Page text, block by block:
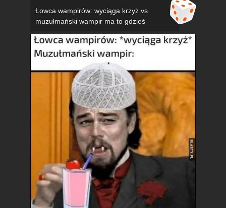
Łowca wampirów: wyciąga krzyż vs
muzułmański wampir ma to gdzieś